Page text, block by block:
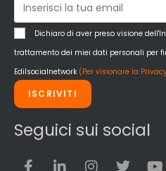
Dichiaro di aver preso visione
trattamento dei miei dati personali per
Edilsocialnetwork (Per visionare la
ISCRIVITI
Seguici sui social